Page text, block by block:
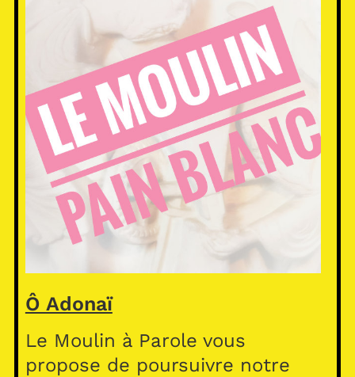
Ô Adonaï
Le Moulin à Parole vous
propose de poursuivre notre